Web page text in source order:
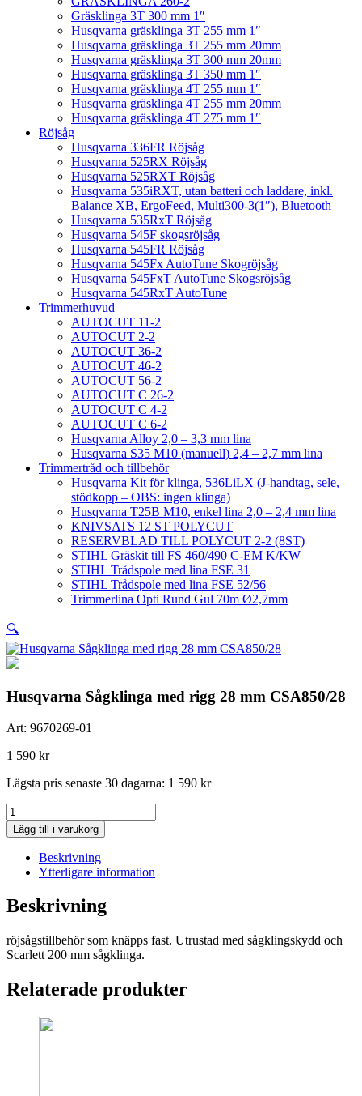
Gräsklinga 3T 300 mm 1″
Husqvarna gräsklinga 3T 255 mm 1″
Husqvarna gräsklinga 3T 255 mm 20mm
Husqvarna gräsklinga 3T 300 mm 20mm
Husqvarna gräsklinga 3T 350 mm 1″
Husqvarna gräsklinga 4T 255 mm 1″
Husqvarna gräsklinga 4T 255 mm 20mm
Husqvarna gräsklinga 4T 275 mm 1″
Röjsåg
Husqvarna 336FR Röjsåg
Husqvarna 525RX Röjsåg
Husqvarna 525RXT Röjsåg
Husqvarna 535iRXT, utan batteri och laddare, inkl.
Balance XB, ErgoFeed, Multi300-3(1″), Bluetooth
Husqvarna 535RxT Röjsåg
Husqvarna 545F skogsröjsåg
Husqvarna 545FR Röjsåg
Husqvarna 545Fx AutoTune Skogröjsåg
Husqvarna 545FxT AutoTune Skogsröjsåg
Husqvarna 545RxT AutoTune
Trimmerhuvud
AUTOCUT 11-2
AUTOCUT 2-2
AUTOCUT 36-2
AUTOCUT 46-2
AUTOCUT 56-2
AUTOCUT C 26-2
AUTOCUT C 4-2
AUTOCUT C 6-2
Husqvarna Alloy 2,0 – 3,3 mm lina
Husqvarna S35 M10 (manuell) 2,4 – 2,7 mm lina
Trimmertråd och tillbehör
Husqvarna Kit för klinga, 536LiLX (J-handtag, sele,
stödkopp – OBS: ingen klinga)
Husqvarna T25B M10, enkel lina 2,0 – 2,4 mm lina
KNIVSATS 12 ST POLYCUT
RESERVBLAD TILL POLYCUT 2-2 (8ST)
STIHL Gräskit till FS 460/490 C-EM K/KW
STIHL Trådspole med lina FSE 31
STIHL Trådspole med lina FSE 52/56
Trimmerlina Opti Rund Gul 70m Ø2,7mm
🔍
Husqvarna Sågklinga med rigg 28 mm CSA850/28
Art: 9670269-01
1 590 kr
Lägsta pris senaste 30 dagarna: 1 590 kr
Husqvarna
Sågklinga
med
CSA850/28
mängd
Lägg till i varukorg
Beskrivning
Ytterligare information
Beskrivning
röjsågstillbehör som knäpps fast. Utrustad med sågklingskydd och
Scarlett 200 mm sågklinga.
Relaterade produkter